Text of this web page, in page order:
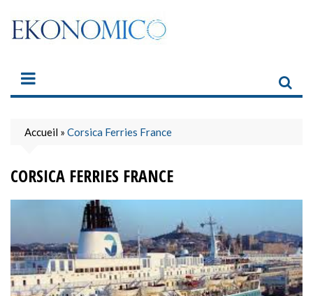
content
Accueil » Corsica Ferries France
CORSICA FERRIES FRANCE